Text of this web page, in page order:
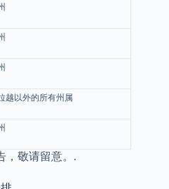
越以外的所有州属
，敬请留意。.